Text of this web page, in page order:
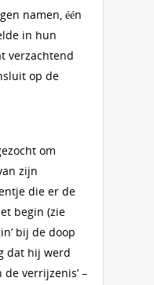
namen, één
in hun
verzachtend
op de
om
zijn
die er de
begin (zie
bij de doop
dat hij werd
de verrijzenis’ –